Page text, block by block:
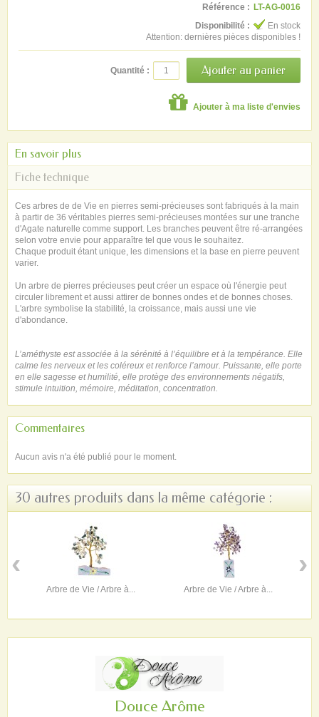
Référence : LT-AG-0016
Disponibilité :
En stock
Attention: dernières pièces disponibles !
Quantité :
Ajouter à ma liste d'envies
En savoir plus
Fiche technique
Ces arbres de de Vie en pierres semi-précieuses sont fabriqués à la main
à partir de 36 véritables pierres semi-précieuses montées sur une tranche
d'Agate naturelle comme support. Les branches peuvent être ré-arrangées
selon votre envie pour apparaître tel que vous le souhaitez.
Chaque produit étant unique, les dimensions et la base en pierre peuvent
varier.
Un arbre de pierres précieuses peut créer un espace où l'énergie peut
circuler librement et aussi attirer de bonnes ondes et de bonnes choses.
L'arbre symbolise la stabilité, la croissance, mais aussi une vie
d'abondance.
L’améthyste est associée à la sérénité à l’équilibre et à la tempérance. Elle
calme les nerveux et les coléreux et renforce l’amour. Puissante, elle porte
en elle sagesse et humilité, elle protège des environnements négatifs,
stimule intuition, mémoire, méditation, concentration.
Commentaires
Aucun avis n'a été publié pour le moment.
30 autres produits dans la même catégorie :
Arbre de Vie / Arbre à... Arbre de Vie / Arbre à...
‹ ›
Douce Arôme